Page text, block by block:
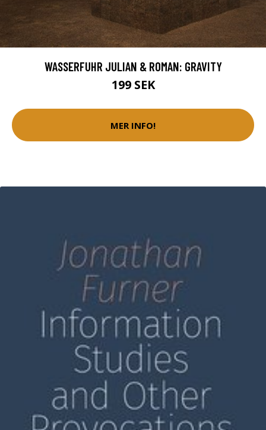
WASSERFUHR JULIAN & ROMAN: GRAVITY
199 SEK
MER INFO!